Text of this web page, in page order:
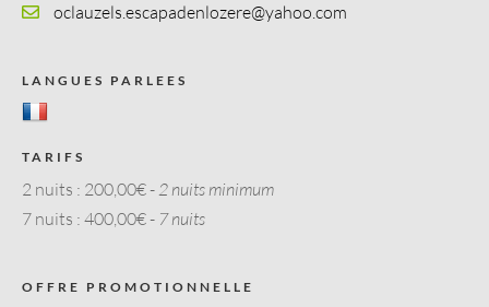
oclauzels.escapadenlozere@yahoo.com
LANGUES PARLEES
TARIFS
2 nuits : 200,00€ -2 nuits minimum
7 nuits : 400,00€ - 7 nuits
OFFRE PROMOTIONNELLE